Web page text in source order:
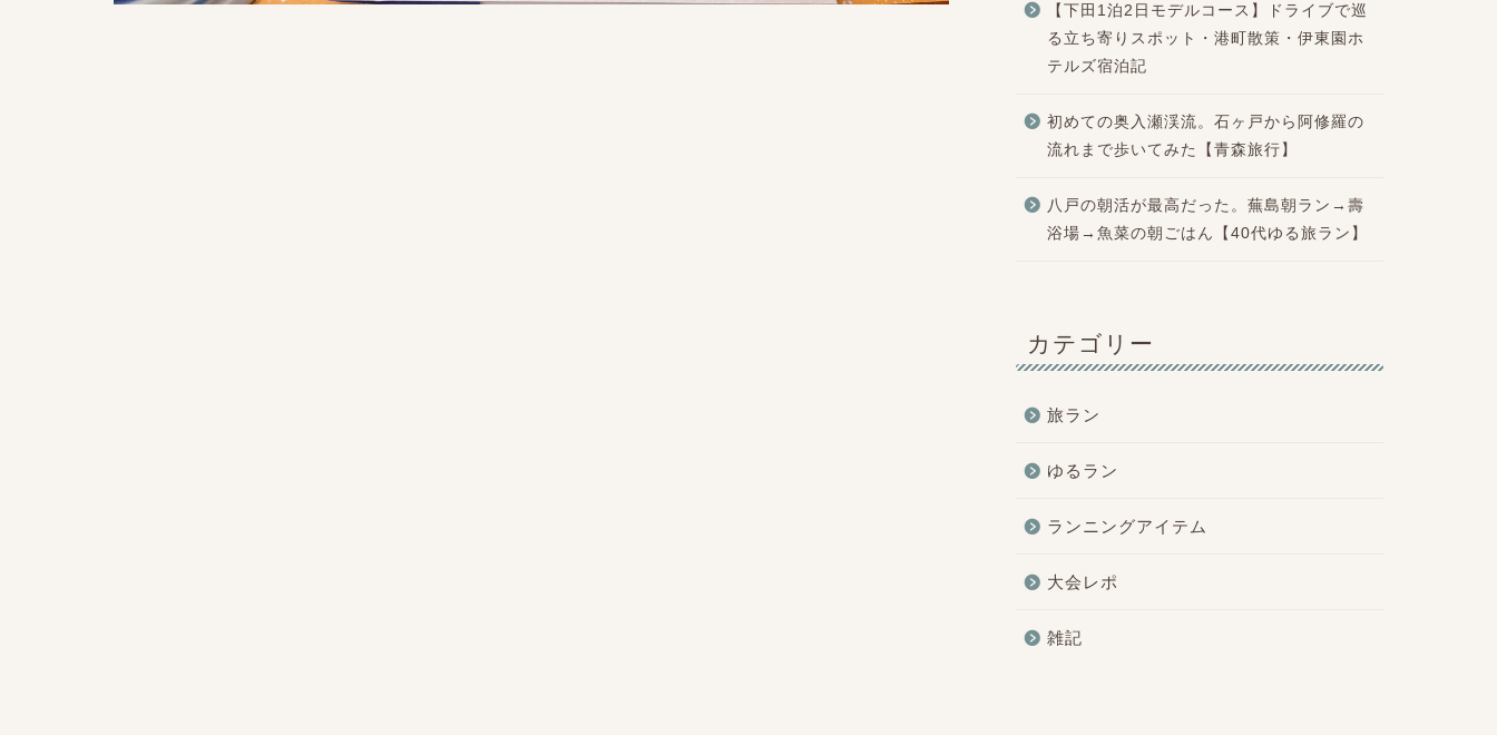
【下田1泊2日モデルコース】ドライブで巡
る立ち寄りスポット・港町散策・伊東園ホ
テルズ宿泊記
初めての奥入瀬渓流。石ヶ戸から阿修羅の
流れまで歩いてみた【青森旅行】
八戸の朝活が最高だった。蕪島朝ラン→壽
浴場→魚菜の朝ごはん【40代ゆる旅ラン】
カテゴリー
旅ラン
ゆるラン
ランニングアイテム
大会レポ
雑記